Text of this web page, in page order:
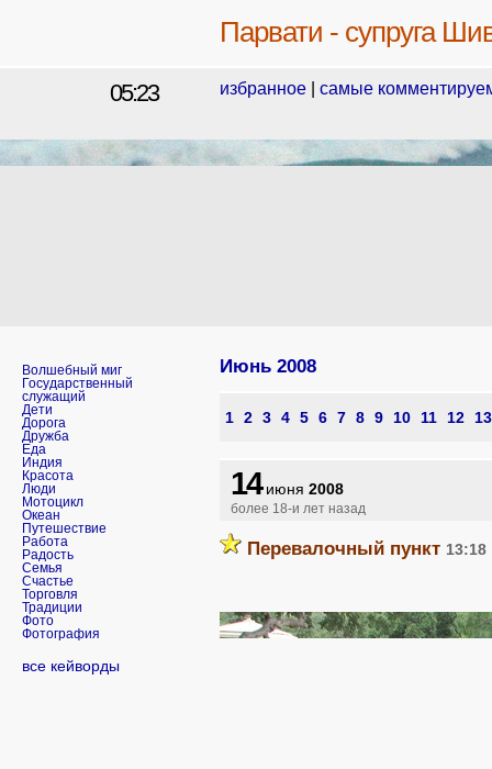
Парвати - супруга
05:23 избранное самые
Волшебный миг
Государственный
служащий
Дети
Дорога
Дружба
Еда
Индия
Красота
Люди
Мотоцикл
Океан
Путешествие
Работа
Радость
Семья
Счастье
Торговля
Традиции
Фото
Фотография
все кейворды
Июнь 2008
1 2 3 4 5 6 7 8 9 10 11 12 13
14июня 2008
более 18-и лет назад
Перевалочный пункт 13:18